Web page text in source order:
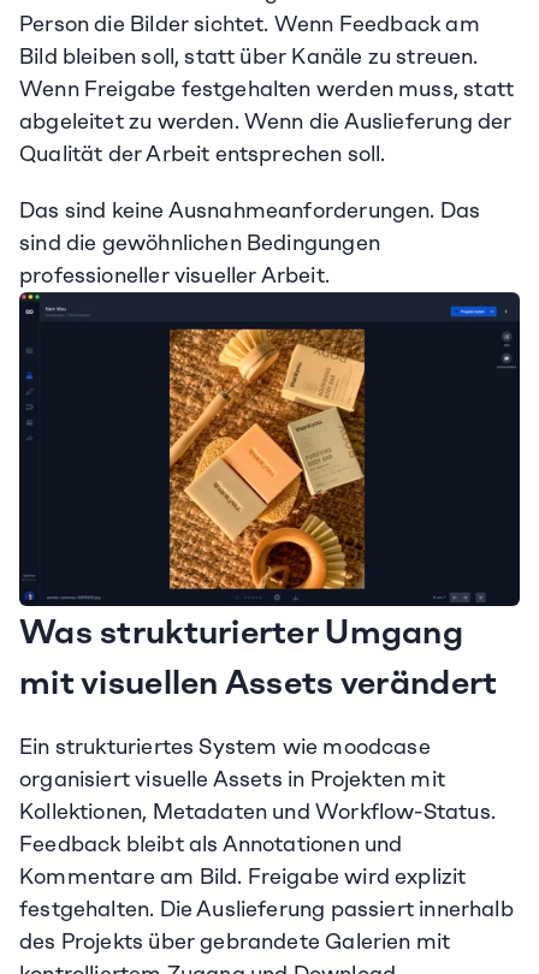
Person die Bilder sichtet. Wenn Feedback am
Bild bleiben soll, statt über Kanäle zu streuen.
Wenn Freigabe festgehalten werden muss, statt
abgeleitet zu werden. Wenn die Auslieferung der
Qualität der Arbeit entsprechen soll.
Das sind keine Ausnahmeanforderungen. Das
sind die gewöhnlichen Bedingungen
professioneller visueller Arbeit.
Was strukturierter Umgang
mit visuellen Assets verändert
Ein strukturiertes System wie moodcase
organisiert visuelle Assets in Projekten mit
Kollektionen, Metadaten und Workflow-Status.
Feedback bleibt als Annotationen und
Kommentare am Bild. Freigabe wird explizit
festgehalten. Die Auslieferung passiert innerhalb
des Projekts über gebrandete Galerien mit